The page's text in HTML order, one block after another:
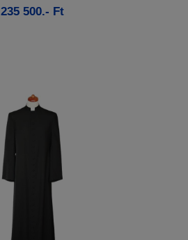
Kosárba
235 500.- Ft